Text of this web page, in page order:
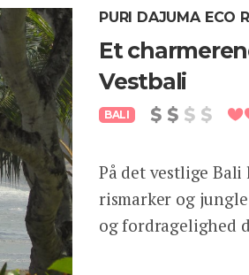
PURI DAJUMA ECO
Et
Vestbali
BALI
På det vestlige
rismarker og
og fordragelighed